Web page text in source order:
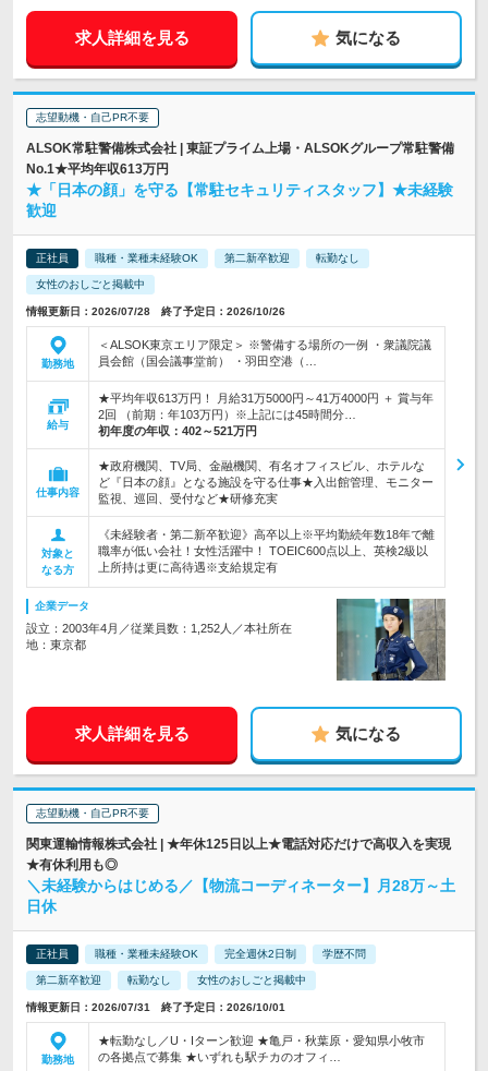
求人詳細を見る 気になる
志望動機・自己PR不要
ALSOK常駐警備株式会社 | 東証プライム上場・ALSOKグループ常駐警備
No.1★平均年収613万円
★「日本の顔」を守る【常駐セキュリティスタッフ】★未経験
歓迎
正社員 職種・業種未経験OK 第二新卒歓迎 転勤なし
女性のおしごと掲載中
情報更新日：2026/07/28 終了予定日：2026/10/26
勤務地
＜ALSOK東京エリア限定＞ ※警備する場所の一例 ・衆議院議
員会館（国会議事堂前） ・羽田空港（…
給与
★平均年収613万円！ 月給31万5000円～41万4000円 ＋ 賞与年
2回 （前期：年103万円）※上記には45時間分…
初年度の年収： 402～521万円
仕事内容
★政府機関、TV局、金融機関、有名オフィスビル、ホテルな
ど『日本の顔』となる施設を守る仕事★入出館管理、モニター
監視、巡回、受付など★研修充実
対象と
なる方
《未経験者・第二新卒歓迎》高卒以上※平均勤続年数18年で離
職率が低い会社！女性活躍中！ TOEIC600点以上、英検2級以
上所持は更に高待遇※支給規定有
企業データ
設立：2003年4月／従業員数：1,252人／本社所在
地：東京都
求人詳細を見る 気になる
志望動機・自己PR不要
関東運輸情報株式会社 | ★年休125日以上★電話対応だけで高収入を実現
★有休利用も◎
＼未経験からはじめる／【物流コーディネーター】月28万～土
日休
正社員 職種・業種未経験OK 完全週休2日制 学歴不問
第二新卒歓迎 転勤なし 女性のおしごと掲載中
情報更新日：2026/07/31 終了予定日：2026/10/01
勤務地
★転勤なし／U・Iターン歓迎 ★亀戸・秋葉原・愛知県小牧市
の各拠点で募集 ★いずれも駅チカのオフィ…